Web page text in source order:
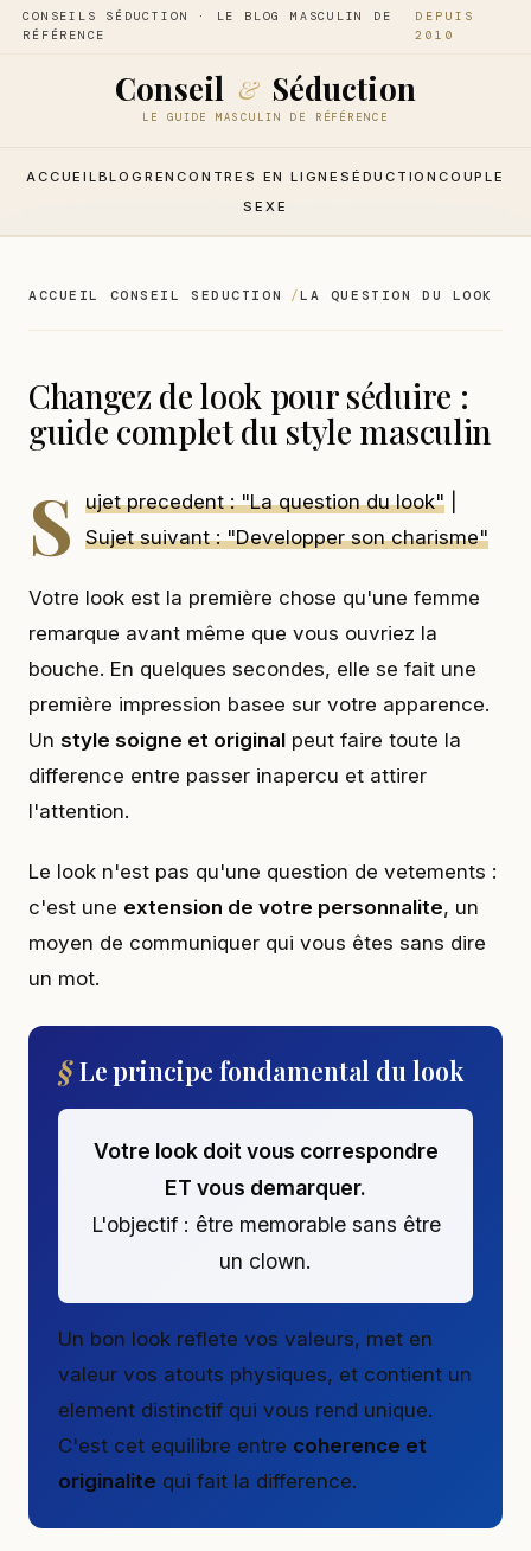
CONSEILS SÉDUCTION · LE BLOG MASCULIN DE
RÉFÉRENCE
DEPUIS
2010
Conseil & Séduction
LE GUIDE MASCULIN DE RÉFÉRENCE
ACCUEIL BLOG RENCONTRES EN LIGNE SÉDUCTIONCOUPLE
SEXE
ACCUEIL CONSEIL SEDUCTION LA QUESTION DU LOOK
Changez de look pour séduire :
guide complet du style masculin
S ujet precedent : "La question du look"|
Sujet suivant : "Developper son charisme"
Votre look est la première chose qu'une femme
remarque avant même que vous ouvriez la
bouche. En quelques secondes, elle se fait une
première impression basee sur votre apparence.
Un style soigne et original peut faire toute la
difference entre passer inapercu et attirer
l'attention.
Le look n'est pas qu'une question de vetements :
c'est une extension de votre personnalite, un
moyen de communiquer qui vous êtes sans dire
un mot.
Le principe fondamental du look
Votre look doit vous correspondre
ET vous demarquer.
L'objectif : être memorable sans être
un clown.
Un bon look reflete vos valeurs, met en
valeur vos atouts physiques, et contient un
element distinctif qui vous rend unique.
C'est cet equilibre entre coherence et
originalite qui fait la difference.